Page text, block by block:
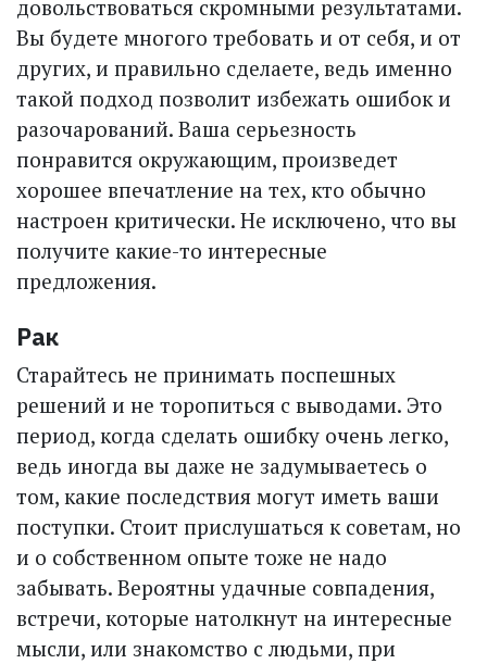
довольствоваться скромными результатами.
Вы будете многого требовать и от себя, и от
других, и правильно сделаете, ведь именно
такой подход позволит избежать ошибок и
разочарований. Ваша серьезность
понравится окружающим, произведет
хорошее впечатление на тех, кто обычно
настроен критически. Не исключено, что вы
получите какие-то интересные
предложения.
Рак
Старайтесь не принимать поспешных
решений и не торопиться с выводами. Это
период, когда сделать ошибку очень легко,
ведь иногда вы даже не задумываетесь о
том, какие последствия могут иметь ваши
поступки. Стоит прислушаться к советам, но
и о собственном опыте тоже не надо
забывать. Вероятны удачные совпадения,
встречи, которые натолкнут на интересные
мысли, или знакомство с людьми, при